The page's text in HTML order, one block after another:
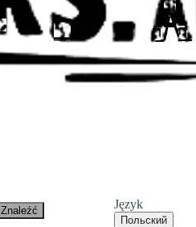
Język
Польский
Znaleźć